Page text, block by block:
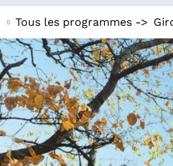
Tous les programmes ->